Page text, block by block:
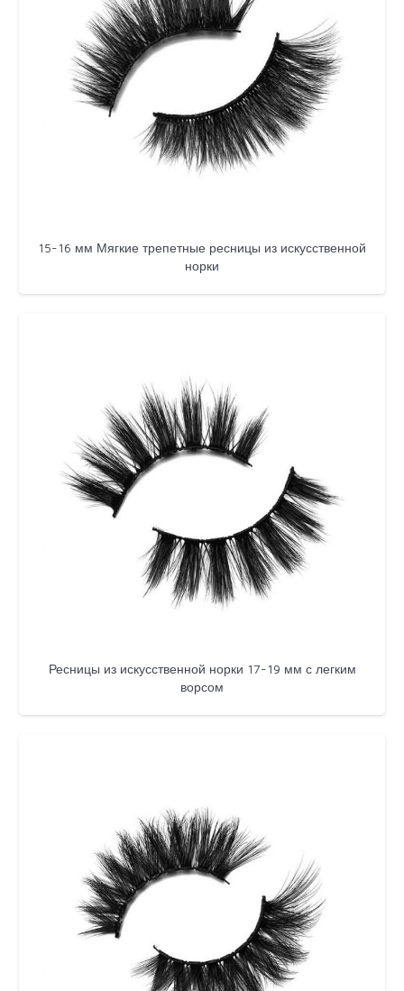
15-16 мм Мягкие трепетные ресницы из искусственной
норки
Ресницы из искусственной норки 17-19 мм с легким
ворсом